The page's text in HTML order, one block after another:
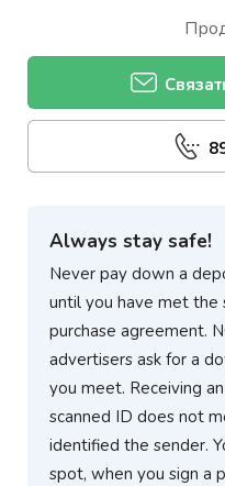
Always stay safe!
Never pay down a
until you have met the
purchase agreement.
advertisers ask for a
you meet. Receiving
scanned ID does not
identified the sender.
spot, when you sign a